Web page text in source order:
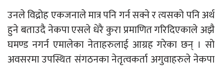
उनले विद्रोह एकजनाले मात्र पनि गर्न सक्ने र त्यसको पनि अर्थ
हुने बताउदै नेकपा एसले धेरै कुरा प्रमाणित गरिदिएकाले अझै
घमण्ड नगर्न एमालेका नेताहरुलाई आग्रह गरेका छन् । सो
अवसरमा उपस्थित संगठनका नेतृत्वकर्ता अगुवाहरुले नेकपा